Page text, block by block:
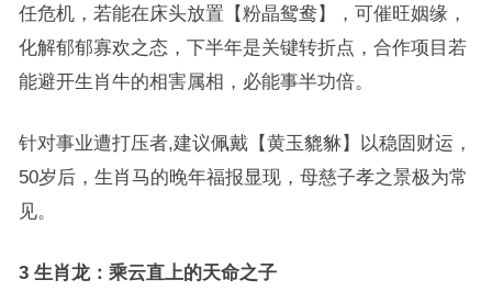
任危机，若能在床头放置【粉晶鸳鸯】，可催旺姻缘，
化解郁郁寡欢之态，下半年是关键转折点，合作项目若
能避开生肖牛的相害属相，必能事半功倍。
针对事业遭打压者,建议佩戴【黄玉貔貅】以稳固财运，
50岁后，生肖马的晚年福报显现，母慈子孝之景极为常
见。
3 生肖龙：乘云直上的天命之子